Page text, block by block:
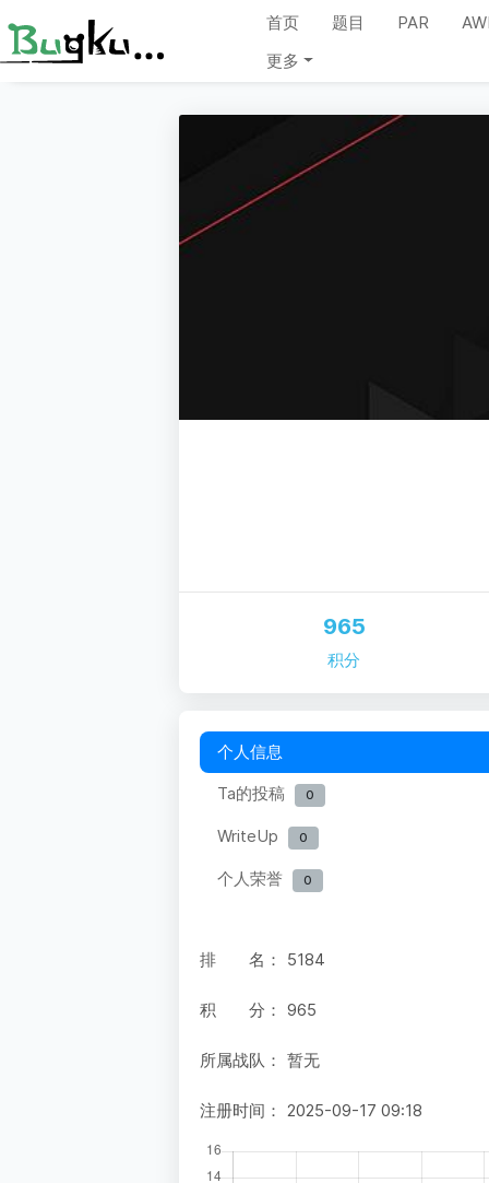
首页 题目 PAR
更多
965
积分
个人信息
Ta的投稿
0
WriteUp 0
个人荣誉 0
排 名： 5184
积 分： 965
所属战队： 暂无
注册时间： 2025-09-17 09:18